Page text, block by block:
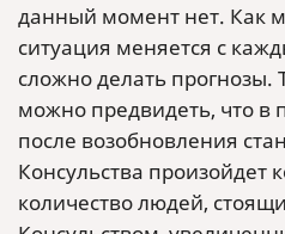
данный момент нет. Как
ситуация меняется с
сложно делать прогнозы.
можно предвидеть, что в
после возобновления
Консульства произойдет
количество людей,